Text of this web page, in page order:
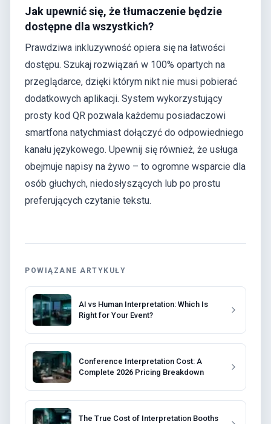
Jak upewnić się, że tłumaczenie będzie
dostępne dla wszystkich?
Prawdziwa inkluzywność opiera się na łatwości
dostępu. Szukaj rozwiązań w 100% opartych na
przeglądarce, dzięki którym nikt nie musi pobierać
dodatkowych aplikacji. System wykorzystujący
prosty kod QR pozwala każdemu posiadaczowi
smartfona natychmiast dołączyć do odpowiedniego
kanału językowego. Upewnij się również, że usługa
obejmuje napisy na żywo – to ogromne wsparcie dla
osób głuchych, niedosłyszących lub po prostu
preferujących czytanie tekstu.
POWIĄZANE ARTYKUŁY
AI vs Human Interpretation: Which Is
Right for Your Event?
Conference Interpretation Cost: A
Complete 2026 Pricing Breakdown
The True Cost of Interpretation Booths